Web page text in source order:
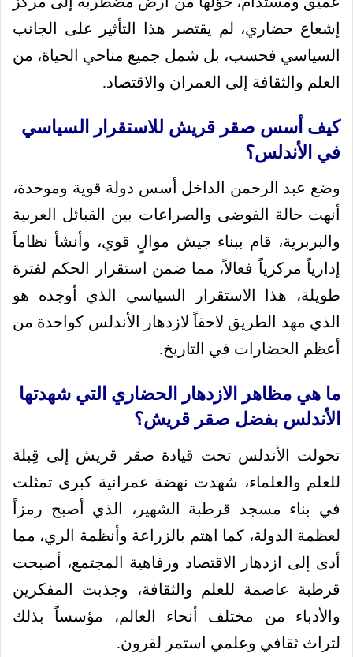
إشعاع حضاري، لم يقتصر هذا التأثير على الجانب
السياسي فحسب، بل شمل جميع مناحي الحياة، من
العلم والثقافة إلى العمران والاقتصاد.
كيف أسس صقر قريش للاستقرار السياسي
في الأندلس؟
وضع عبد الرحمن الداخل أسس دولة قوية وموحدة،
أنهت حالة الفوضى والصراعات بين القبائل العربية
والبربرية، قام ببناء جيش موالٍ قوي، وأنشأ نظاماً
إدارياً مركزياً فعالاً، مما ضمن استقرار الحكم لفترة
طويلة، هذا الاستقرار السياسي الذي أوجده هو
الذي مهد الطريق لاحقاً لازدهار الأندلس كواحدة من
أعظم الحضارات في التاريخ.
ما هي مظاهر الازدهار الحضاري التي شهدتها
الأندلس بفضل صقر قريش؟
تحولت الأندلس تحت قيادة صقر قريش إلى قِبلة
للعلم والعلماء، شهدت نهضة عمرانية كبرى تمثلت
في بناء مسجد قرطبة الشهير، الذي أصبح رمزاً
لعظمة الدولة، كما اهتم بالزراعة وأنظمة الري، مما
أدى إلى ازدهار الاقتصاد ورفاهية المجتمع، أصبحت
قرطبة عاصمة للعلم والثقافة، وجذبت المفكرين
والأدباء من مختلف أنحاء العالم، مؤسساً بذلك
لتراث ثقافي وعلمي استمر لقرون.